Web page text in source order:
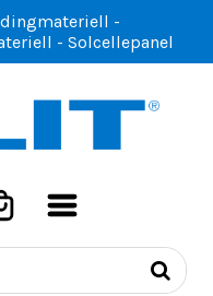
-
- Solcellepanel